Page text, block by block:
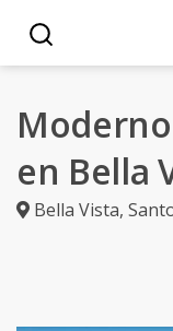
en Bella
Bella Vista,